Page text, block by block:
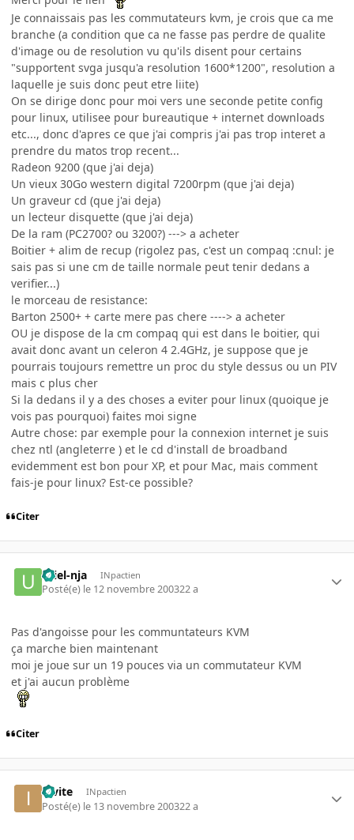
Je connaissais pas les commutateurs kvm, je crois que ca me
branche (a condition que ca ne fasse pas perdre de qualite
d'image ou de resolution vu qu'ils disent pour certains
"supportent svga jusqu'a resolution 1600*1200", resolution a
laquelle je suis donc peut etre liite)
On se dirige donc pour moi vers une seconde petite config
pour linux, utilisee pour bureautique + internet downloads
etc..., donc d'apres ce que j'ai compris j'ai pas trop interet a
prendre du matos trop recent...
Radeon 9200 (que j'ai deja)
Un vieux 30Go western digital 7200rpm (que j'ai deja)
Un graveur cd (que j'ai deja)
un lecteur disquette (que j'ai deja)
De la ram (PC2700? ou 3200?) ---> a acheter
Boitier + alim de recup (rigolez pas, c'est un compaq :cnul: je
sais pas si une cm de taille normale peut tenir dedans a
verifier...)
le morceau de resistance:
Barton 2500+ + carte mere pas chere ----> a acheter
OU je dispose de la cm compaq qui est dans le boitier, qui
avait donc avant un celeron 4 2.4GHz, je suppose que je
pourrais toujours remettre un proc du style dessus ou un PIV
mais c plus cher
Si la dedans il y a des choses a eviter pour linux (quoique je
vois pas pourquoi) faites moi signe
Autre chose: par exemple pour la connexion internet je suis
chez ntl (angleterre ) et le cd d'install de broadband
evidemment est bon pour XP, et pour Mac, mais comment
fais-je pour linux? Est-ce possible?
Citer
uriel-nja INpactien
Posté(e) le 12 novembre 200322 a
Pas d'angoisse pour les communtateurs KVM
ça marche bien maintenant
moi je joue sur un 19 pouces via un commutateur KVM
et j'ai aucun problème
Citer
invite INpactien
Posté(e) le 13 novembre 200322 a